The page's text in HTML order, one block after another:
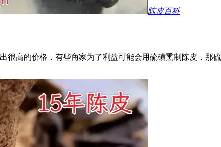
陈皮百科
很高的价格，有些商家为了利益可能会用硫磺熏制陈皮，那